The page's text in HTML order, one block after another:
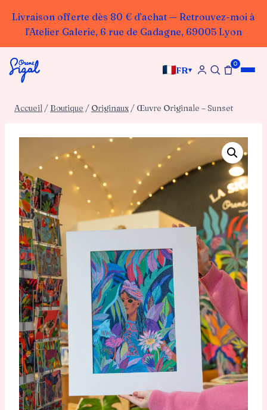
Livraison offerte dès 80 € d’achat — Retrouvez-moi à
l’Atelier Galerie, 6 rue de Gadagne, 69005 Lyon
contenu
FR▾
0
Accueil / Boutique / Originaux / Œuvre Originale – Sunset